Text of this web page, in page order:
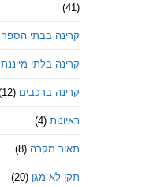
(41)
קרינה בבתי הספר
קרינה בלתי מייננת
קרינה ברכבים (12)
ראיונות (4)
תאור מקרה (8)
תקן לא מגן (20)